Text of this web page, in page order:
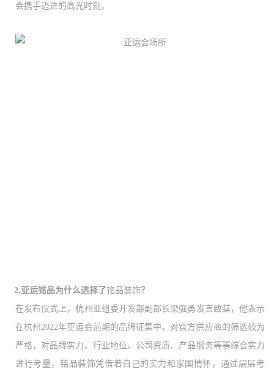
会携手迈进的高光时刻。
2.亚运铭品为什么选择了铭品装饰？
在发布仪式上，杭州亚组委开发部副部长梁强勇发言致辞，他表示
在杭州 2022年亚运会前期的品牌征集中，对官方供应商的筛选较为
严格，对品牌实力、行业地位、公司资质、产品服务等等综合实力
进行考量，铭品装饰凭借着自己的实力和家国情怀，通过层层考